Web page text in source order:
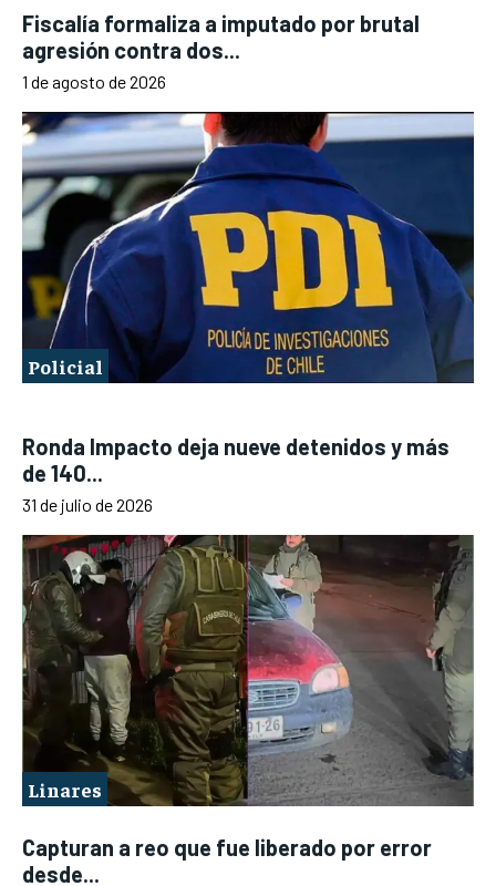
Fiscalía formaliza a imputado por brutal
agresión contra dos...
1 de agosto de 2026
Policial
Ronda Impacto deja nueve detenidos y más
de 140...
31 de julio de 2026
Linares
Capturan a reo que fue liberado por error
desde...